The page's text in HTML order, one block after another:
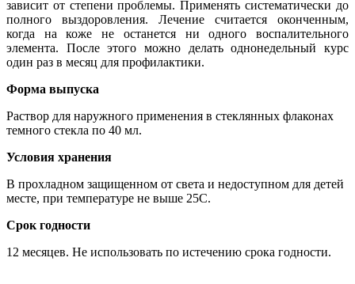
зависит от степени проблемы. Применять систематически до
полного выздоровления. Лечение считается оконченным,
когда на коже не останется ни одного воспалительного
элемента. После этого можно делать однонедельный курс
один раз в месяц для профилактики.
Форма выпуска
Раствор для наружного применения в стеклянных флаконах
темного стекла по 40 мл.
Условия хранения
В прохладном защищенном от света и недоступном для детей
месте, при температуре не выше 25С.
Срок годности
12 месяцев. Не использовать по истечению срока годности.